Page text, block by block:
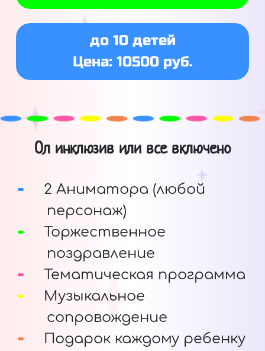
до 10 детей
Цена: 10500 руб.
Ол инклюзив или все включено
2 Аниматора (любой
персонаж)
Торжественное
поздравление
Тематическая программа
Музыкальное
сопровождение
Подарок каждому ребенку